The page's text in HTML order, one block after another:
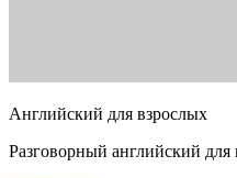
Английский для взрослых
Разговорный английский